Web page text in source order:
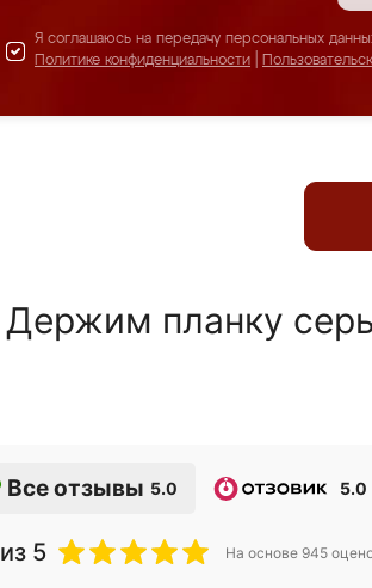
Я соглашаюсь на передачу персональных
Политике конфиденциальности
Держим планку
Все отзывы 5.0 5.0
из 5 На основе 945